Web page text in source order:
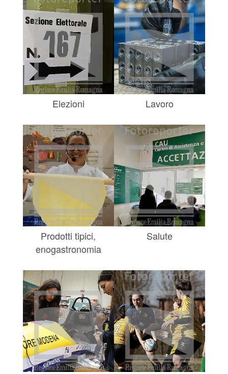
Elezioni Lavoro
Prodotti tipici,
enogastronomia
Salute